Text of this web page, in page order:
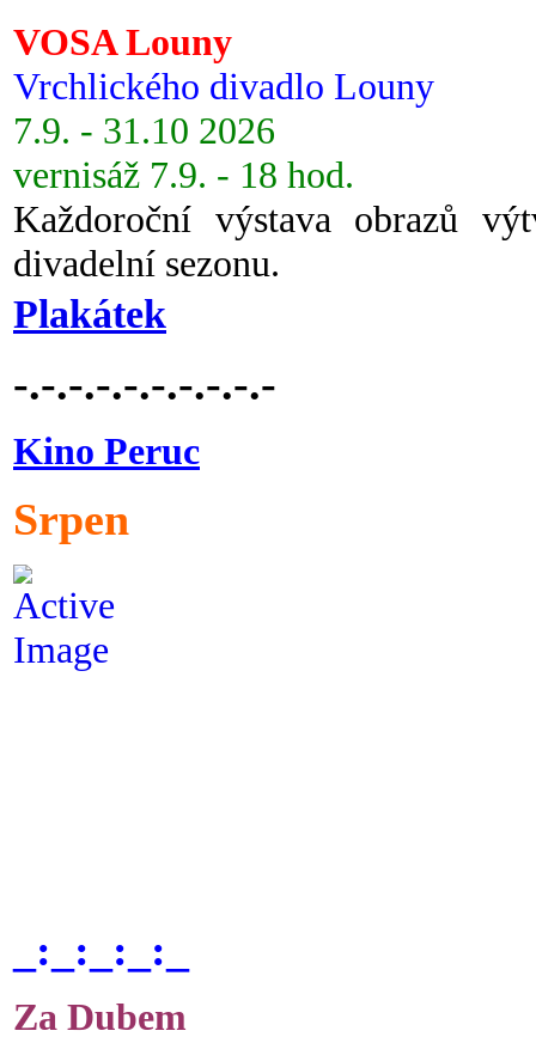
VOSA Louny
Vrchlického divadlo Louny
7.9. - 31.10 2026
vernisáž 7.9. - 18 hod.
Každoroční výstava obrazů
divadelní sezonu.
Plakátek
-.-.-.-.-.-.-.-.-.-
Kino Peruc
Srpen
_:_:_:_:_
Za Dubem